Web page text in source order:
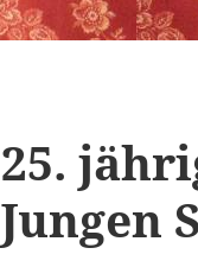
25.
Jungen